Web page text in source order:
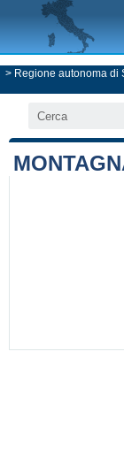
> Regione autonoma di